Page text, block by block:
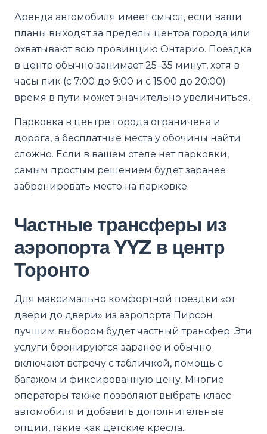
Аренда автомобиля имеет смысл, если ваши
планы выходят за пределы центра города или
охватывают всю провинцию Онтарио. Поездка
в центр обычно занимает 25–35 минут, хотя в
часы пик (с 7:00 до 9:00 и с 15:00 до 20:00)
время в пути может значительно увеличиться.
Парковка в центре города ограничена и
дорога, а бесплатные места у обочины найти
сложно. Если в вашем отеле нет парковки,
самым простым решением будет заранее
забронировать место на парковке.
Частные трансферы из
аэропорта YYZ в центр
Торонто
Для максимально комфортной поездки «от
двери до двери» из аэропорта Пирсон
лучшим выбором будет частный трансфер. Эти
услуги бронируются заранее и обычно
включают встречу с табличкой, помощь с
багажом и фиксированную цену. Многие
операторы также позволяют выбрать класс
автомобиля и добавить дополнительные
опции, такие как детские кресла.